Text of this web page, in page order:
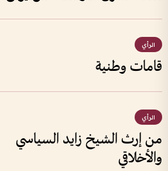
الرأي
قامات وطنية
الرأي
من إرث الشيخ زايد السياسي
والأخلاقي